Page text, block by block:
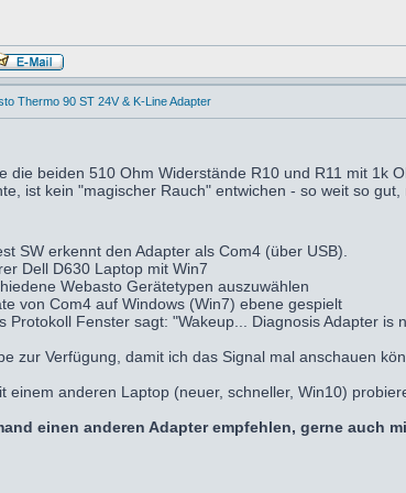
Thermo 90 ST 24V & K-Line Adapter
die beiden 510 Ohm Widerstände R10 und R11 mit 1k
ist kein "magischer Rauch" entwichen - so weit so
SW erkennt den Adapter als Com4 (über USB).
Dell D630 Laptop mit Win7
Webasto Gerätetypen auszuwählen
von Com4 auf Windows (Win7) ebene gespielt
Protokoll Fenster sagt: "Wakeup... Diagnosis Adapter is
zur Verfügung, damit ich das Signal mal anschauen
einem anderen Laptop (neuer, schneller, Win10)
einen anderen Adapter empfehlen, gerne auch